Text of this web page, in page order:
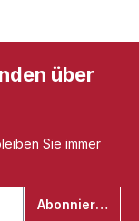
über
Sie immer
Abonnieren